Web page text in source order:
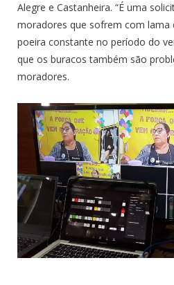
Alegre e Castanheira. “É uma
moradores que sofrem com lama
poeira constante no período do
que os buracos também são
moradores.